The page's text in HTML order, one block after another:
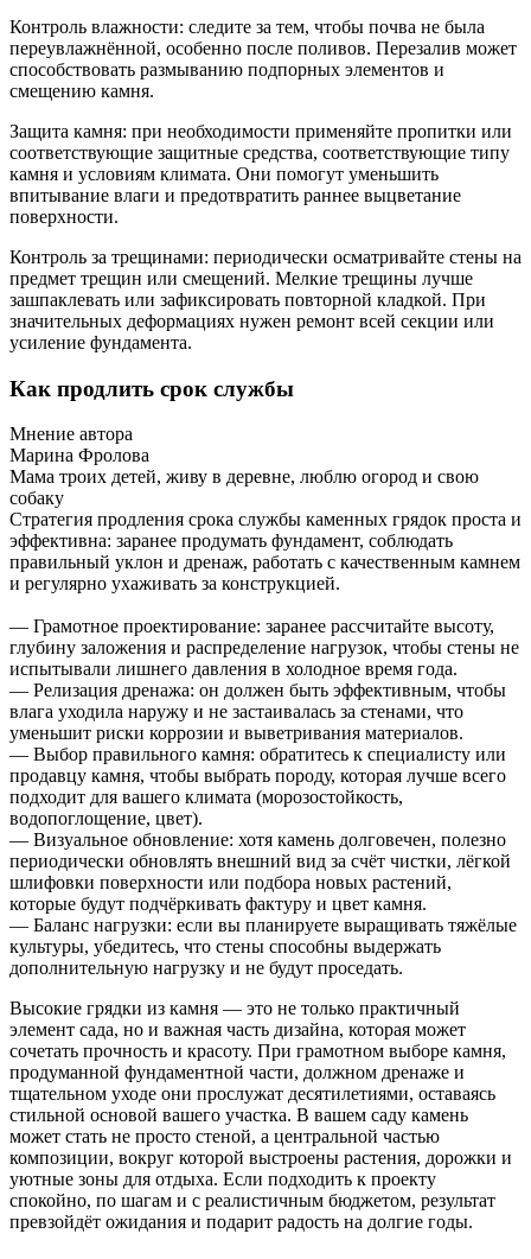
Контроль влажности: следите за тем, чтобы почва не была
переувлажнённой, особенно после поливов. Перезалив может
способствовать размыванию подпорных элементов и
смещению камня.
Защита камня: при необходимости применяйте пропитки или
соответствующие защитные средства, соответствующие типу
камня и условиям климата. Они помогут уменьшить
впитывание влаги и предотвратить раннее выцветание
поверхности.
Контроль за трещинами: периодически осматривайте стены на
предмет трещин или смещений. Мелкие трещины лучше
зашпаклевать или зафиксировать повторной кладкой. При
значительных деформациях нужен ремонт всей секции или
усиление фундамента.
Как продлить срок службы
Мнение автора
Марина Фролова
Мама троих детей, живу в деревне, люблю огород и свою
собаку
Стратегия продления срока службы каменных грядок проста и
эффективна: заранее продумать фундамент, соблюдать
правильный уклон и дренаж, работать с качественным камнем
и регулярно ухаживать за конструкцией.
— Грамотное проектирование: заранее рассчитайте высоту,
глубину заложения и распределение нагрузок, чтобы стены не
испытывали лишнего давления в холодное время года.
— Релизация дренажа: он должен быть эффективным, чтобы
влагa уходила наружу и не застаивалась за стенами, что
уменьшит риски коррозии и выветривания материалов.
— Выбор правильного камня: обратитесь к специалисту или
продавцу камня, чтобы выбрать породу, которая лучше всего
подходит для вашего климата (морозостойкость,
водопоглощение, цвет).
— Визуальное обновление: хотя камень долговечен, полезно
периодически обновлять внешний вид за счёт чистки, лёгкой
шлифовки поверхности или подбора новых растений,
которые будут подчёркивать фактуру и цвет камня.
— Баланс нагрузки: если вы планируете выращивать тяжёлые
культуры, убедитесь, что стены способны выдержать
дополнительную нагрузку и не будут проседать.
Высокие грядки из камня — это не только практичный
элемент сада, но и важная часть дизайна, которая может
сочетать прочность и красоту. При грамотном выборе камня,
продуманной фундаментной части, должном дренажe и
тщательном уходе они прослужат десятилетиями, оставаясь
стильной основой вашего участка. В вашем саду камень
может стать не просто стеной, а центральной частью
композиции, вокруг которой выстроены растения, дорожки и
уютные зоны для отдыха. Если подходить к проекту
спокойно, по шагам и с реалистичным бюджетом, результат
превзойдёт ожидания и подарит радость на долгие годы.